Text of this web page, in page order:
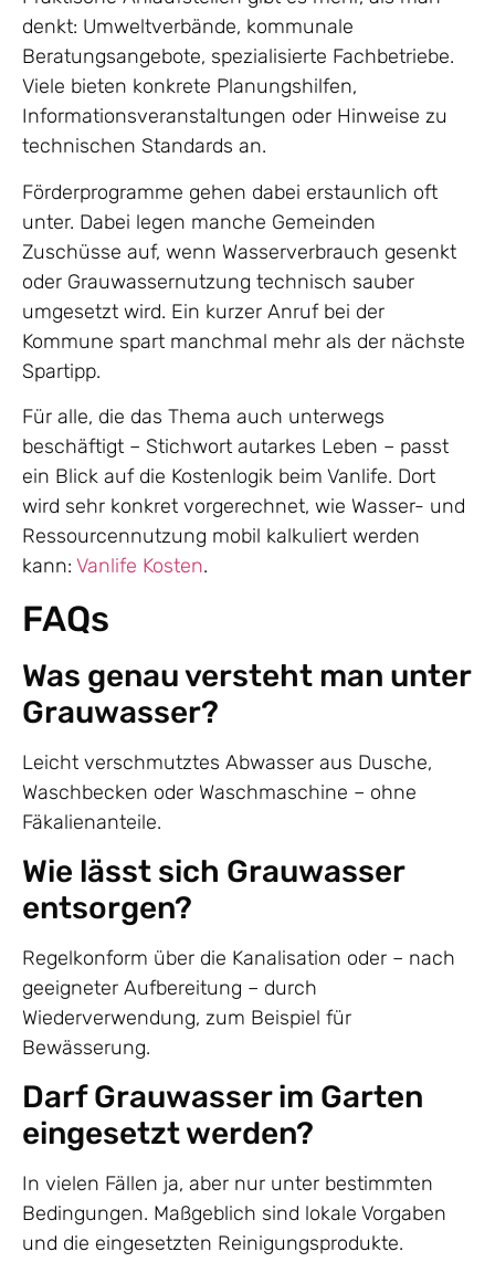
denkt: Umweltverbände, kommunale
Beratungsangebote, spezialisierte Fachbetriebe.
Viele bieten konkrete Planungshilfen,
Informationsveranstaltungen oder Hinweise zu
technischen Standards an.
Förderprogramme gehen dabei erstaunlich oft
unter. Dabei legen manche Gemeinden
Zuschüsse auf, wenn Wasserverbrauch gesenkt
oder Grauwassernutzung technisch sauber
umgesetzt wird. Ein kurzer Anruf bei der
Kommune spart manchmal mehr als der nächste
Spartipp.
Für alle, die das Thema auch unterwegs
beschäftigt – Stichwort autarkes Leben – passt
ein Blick auf die Kostenlogik beim Vanlife. Dort
wird sehr konkret vorgerechnet, wie Wasser- und
Ressourcennutzung mobil kalkuliert werden
kann: Vanlife Kosten.
FAQs
Was genau versteht man unter
Grauwasser?
Leicht verschmutztes Abwasser aus Dusche,
Waschbecken oder Waschmaschine – ohne
Fäkalienanteile.
Wie lässt sich Grauwasser
entsorgen?
Regelkonform über die Kanalisation oder – nach
geeigneter Aufbereitung – durch
Wiederverwendung, zum Beispiel für
Bewässerung.
Darf Grauwasser im Garten
eingesetzt werden?
In vielen Fällen ja, aber nur unter bestimmten
Bedingungen. Maßgeblich sind lokale Vorgaben
und die eingesetzten Reinigungsprodukte.